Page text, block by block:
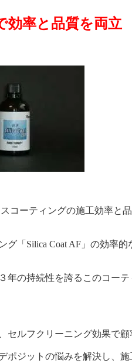
効率と品質を両立
コーティングの施工効率と
「Silica Coat AF」の効率的
持続性を誇るこのコーテ
フクリーニング効果で顧
ットの悩みを解決し、施